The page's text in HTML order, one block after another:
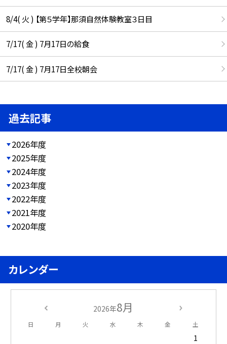
8/4( 火 ) 【第５学年】那須自然体験教室３日目
7/17( 金 ) 7月17日の給食
7/17( 金 ) 7月17日全校朝会
過去記事
2026年度
2025年度
2024年度
2023年度
2022年度
2021年度
2020年度
カレンダー
2026年8月
日 月 火 水 木 金 土
1